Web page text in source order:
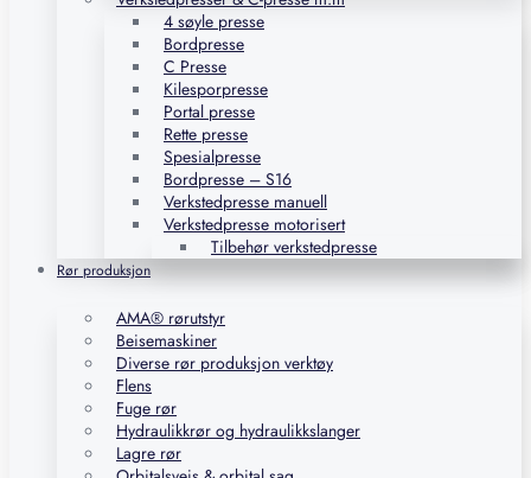
4 søyle presse
Bordpresse
C Presse
Kilesporpresse
Portal presse
Rette presse
Spesialpresse
Bordpresse – S16
Verkstedpresse manuell
Verkstedpresse motorisert
Tilbehør verkstedpresse
Rør produksjon
AMA® rørutstyr
Beisemaskiner
Diverse rør produksjon verktøy
Flens
Fuge rør
Hydraulikkrør og hydraulikkslanger
Lagre rør